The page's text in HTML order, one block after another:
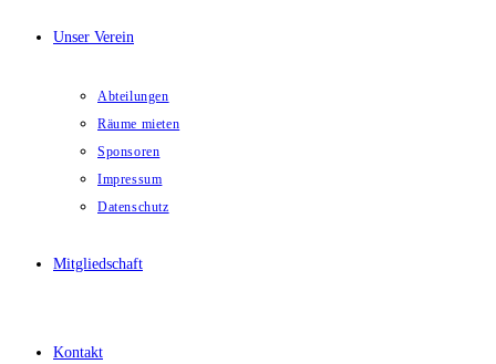
Unser Verein
Abteilungen
Räume mieten
Sponsoren
Impressum
Datenschutz
Mitgliedschaft
Kontakt